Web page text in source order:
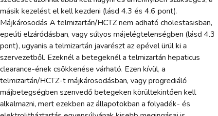
másik kezelést el kell kezdeni (lásd 4.3 és 4.6 pont).
Májkárosodás A telmizartán/HCTZ nem adható cholestasisban,
epeúti elzáródásban, vagy súlyos májelégtelenségben (lásd 4.3
pont), ugyanis a telmizartán javarészt az epével ürül ki a
szervezetből. Ezeknél a betegeknél a telmizartán hepaticus
clearance-ének csökkenése várható. Ezen kívül, a
telmizartán/HCTZ-t májkárosodásban, vagy progrediáló
májbetegségben szenvedő betegeken körültekintően kell
alkalmazni, mert ezekben az állapotokban a folyadék- és